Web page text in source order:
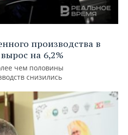
производства в
на 6,2%
чем половины
снизились